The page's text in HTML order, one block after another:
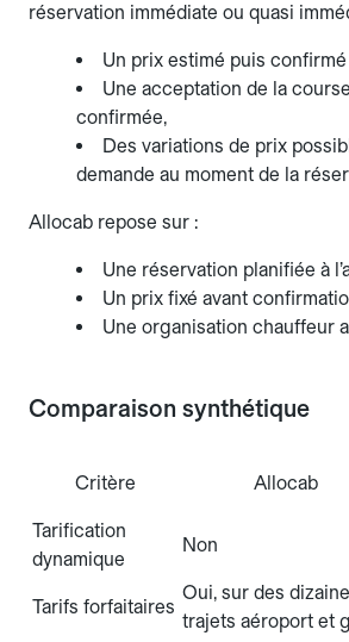
réservation immédiate ou quasi
Un prix estimé puis
Une acceptation de la
confirmée,
Des variations de prix
demande au moment de la
Allocab repose sur :
Une réservation planifiée à
Un prix fixé avant
Une organisation chauffeur
Comparaison synthétique
Critère Allocab
Tarification
dynamique
Non
Tarifs forfaitaires
Oui, sur des
trajets aéroport et